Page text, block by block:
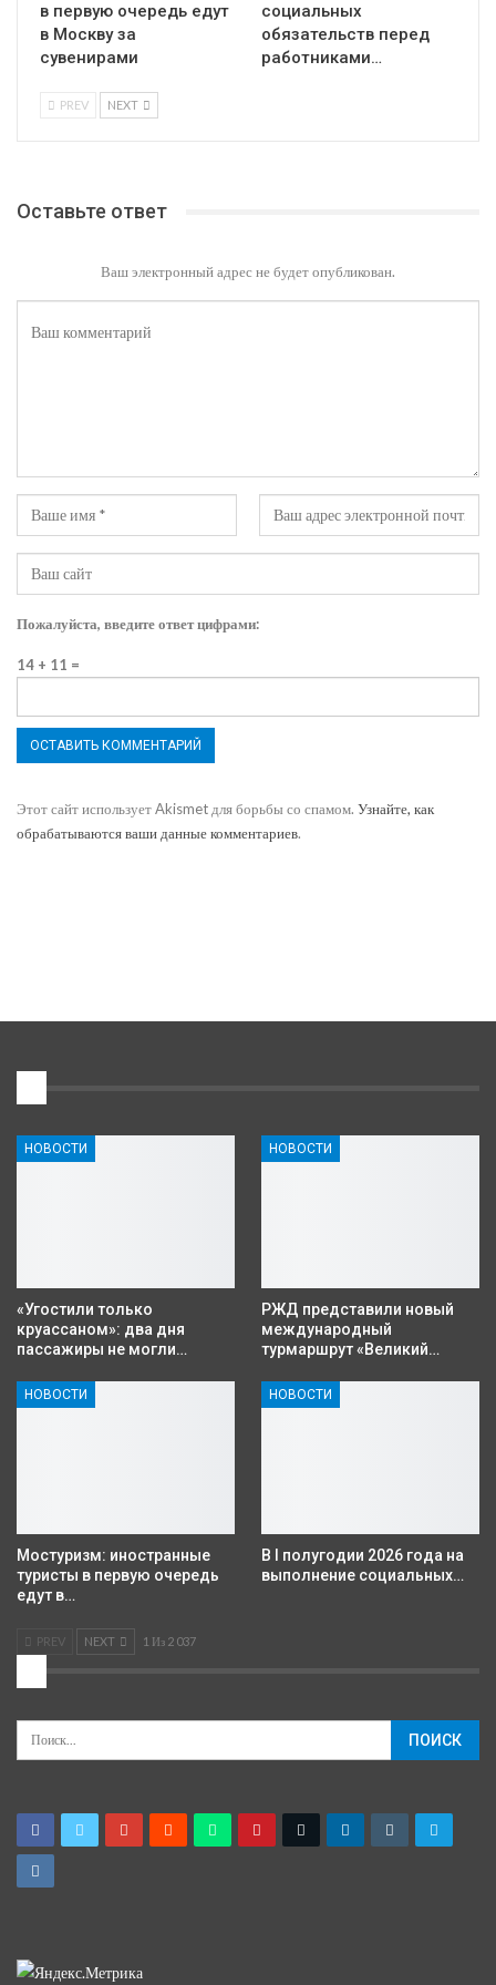
в первую очередь едут
в Москву за
сувенирами
социальных
обязательств перед
работниками…
PREV NEXT
Оставьте ответ
Ваш электронный адрес не будет опубликован.
Пожалуйста, введите ответ цифрами:
14 + 11 =
Этот сайт использует Akismet для борьбы со спамом. Узнайте, как
обрабатываются ваши данные комментариев.
НОВОСТИ
«Угостили только
круассаном»: два дня
пассажиры не могли…
НОВОСТИ
РЖД представили новый
международный
турмаршрут «Великий…
НОВОСТИ
Мостуризм: иностранные
туристы в первую очередь
едут в…
НОВОСТИ
В I полугодии 2026 года на
выполнение социальных…
PREV NEXT 1 Из 2 037